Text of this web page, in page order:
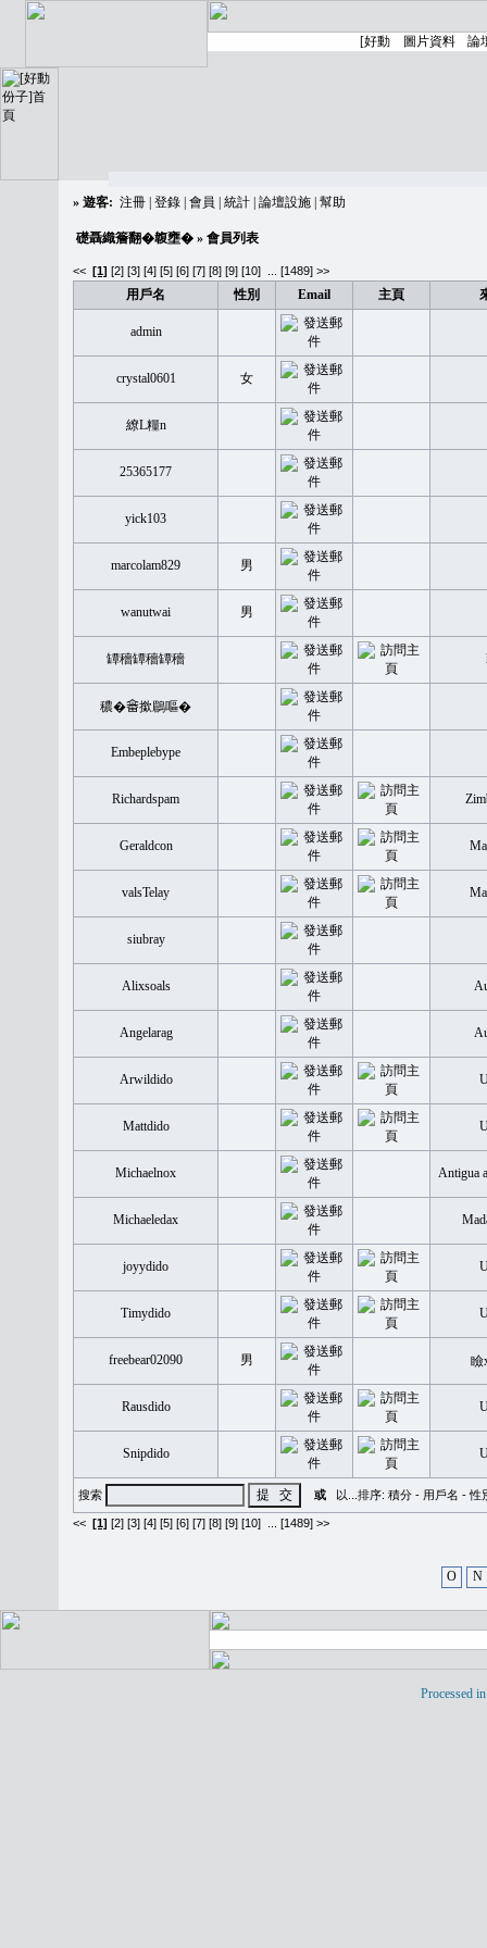
» 遊客: 注冊 登錄 會員 統計 論壇設施 幫助
礎聶織簷翻�䪖壅� » 會員列表
<< [1] [2] [3] [4] [5] [6] [7] [8] [9] [10] [1489] >>
用戶名 性別 Email 主頁
admin
crystal0601 女
繚L糧n
25365177
yick103
marcolam829 男
wanutwai 男
罈穡罈穡罈穡
穠�𤲞撳鶥嘔�
Embeplebype
Richardspam
Geraldcon
valsTelay
siubray
Alixsoals
Angelarag
Arwildido
Mattdido
Michaelnox Antigua
Michaeledax
joyydido
Timydido
freebear02090 男
Rausdido
Snipdido
搜索 或 以...排序: 積分 - 用戶名 -性
<< [1] [2] [3] [4] [5] [6] [7] [8] [9] [10] [1489] >>
O N
Processed